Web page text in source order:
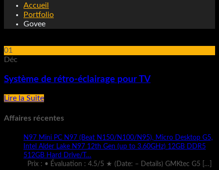
Accueil
Portfolio
Govee
01
Déc
Système de rétro-éclairage pour TV
Lire la Suite
Affaires récentes
N97 Mini PC N97 (Beat N150/N100/N95), Micro Desktop G5,
Intel Alder Lake N97 12th Gen (up to 3.60GHz) 12GB DDR5
512GB Hard Drive/T…
Prix : • Évaluation : 4.5/5 ★ (Date: – Details) GMKtec G5
[…]